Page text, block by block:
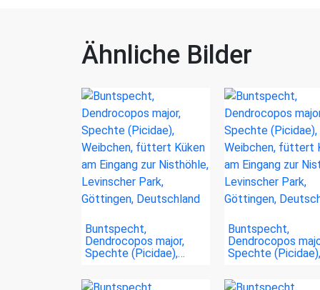
Ähnliche Bilder
Buntspecht,
Dendrocopos major,
Spechte (Picidae),…
Buntspecht,
Dendrocopos
Spechte